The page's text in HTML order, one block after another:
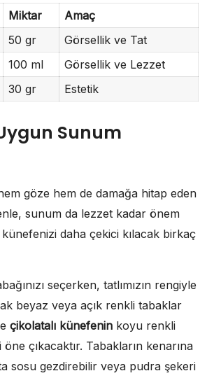
Miktar
Amaç
50 gr
Görsellik ve Tat
100 ml
Görsellik ve Lezzet
30 gr Estetik
Sunum
göze hem de damağa hitap eden
sunum da lezzet kadar önem
künefenizi daha çekici kılacak birkaç
seçerken, tatlımızın rengiyle
beyaz veya açık renkli tabaklar
çikolatalı künefenin koyu renkli
çıkacaktır. Tabakların kenarına
sosu gezdirebilir veya pudra şekeri